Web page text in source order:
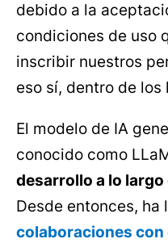
debido a la
condiciones de uso
inscribir nuestros
eso sí, dentro de los
El modelo de IA
conocido como
desarrollo a lo
Desde entonces, ha
colaboraciones con